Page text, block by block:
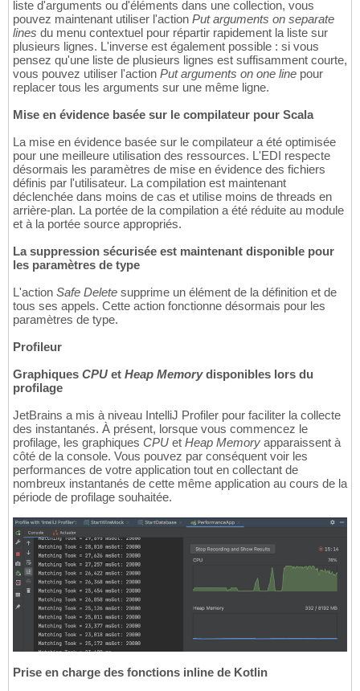
liste d'arguments ou d'éléments dans une collection, vous
pouvez maintenant utiliser l'action Put arguments on separate
lines du menu contextuel pour répartir rapidement la liste sur
plusieurs lignes. L'inverse est également possible : si vous
pensez qu'une liste de plusieurs lignes est suffisamment courte,
vous pouvez utiliser l'action Put arguments on one line pour
replacer tous les arguments sur une même ligne.
Mise en évidence basée sur le compilateur pour Scala
La mise en évidence basée sur le compilateur a été optimisée
pour une meilleure utilisation des ressources. L'EDI respecte
désormais les paramètres de mise en évidence des fichiers
définis par l'utilisateur. La compilation est maintenant
déclenchée dans moins de cas et utilise moins de threads en
arrière-plan. La portée de la compilation a été réduite au module
et à la portée source appropriés.
La suppression sécurisée est maintenant disponible pour
les paramètres de type
L'action Safe Delete supprime un élément de la définition et de
tous ses appels. Cette action fonctionne désormais pour les
paramètres de type.
Profileur
Graphiques CPU et Heap Memorydisponibles lors du
profilage
JetBrains a mis à niveau IntelliJ Profiler pour faciliter la collecte
des instantanés. À présent, lorsque vous commencez le
profilage, les graphiques CPU et Heap Memory apparaissent à
côté de la console. Vous pouvez par conséquent voir les
performances de votre application tout en collectant de
nombreux instantanés de cette même application au cours de la
période de profilage souhaitée.
Prise en charge des fonctions inline de Kotlin